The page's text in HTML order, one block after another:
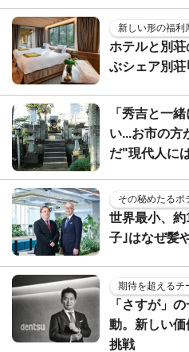
新しい形の福利
ホテルと別
ぶシェア別
「秀吉と一
い...お市の方
だ"現代人に
その秘めたるポ
世界最小、
子｣はなぜ髪
期待を超えるチ
「さすが」
動。新しい
挑戦